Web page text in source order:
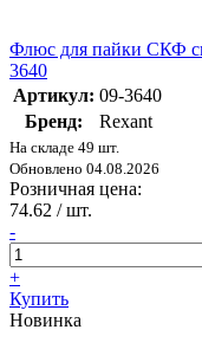
Флюс для пайки СКФ
3640
Артикул: 09-3640
Бренд:
Rexant
На складе 49 шт.
Обновлено 04.08.2026
Розничная цена:
74.62 / шт.
-
+
Купить
Новинка